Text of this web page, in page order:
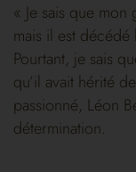
« Je sais que mon
mais il est décédé
Pourtant, je sais
qu’il avait hérité
passionné, Léon
détermination.